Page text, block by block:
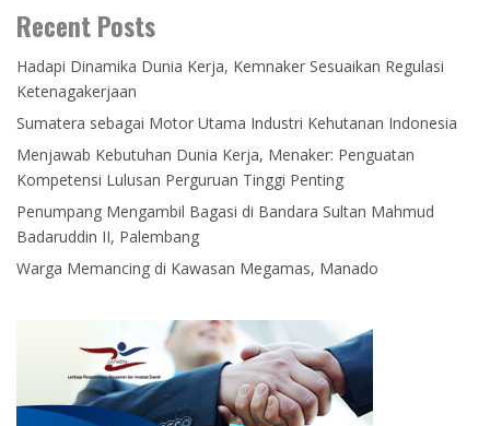
Recent Posts
Hadapi Dinamika Dunia Kerja, Kemnaker Sesuaikan Regulasi
Ketenagakerjaan
Sumatera sebagai Motor Utama Industri Kehutanan Indonesia
Menjawab Kebutuhan Dunia Kerja, Menaker: Penguatan
Kompetensi Lulusan Perguruan Tinggi Penting
Penumpang Mengambil Bagasi di Bandara Sultan Mahmud
Badaruddin II, Palembang
Warga Memancing di Kawasan Megamas, Manado